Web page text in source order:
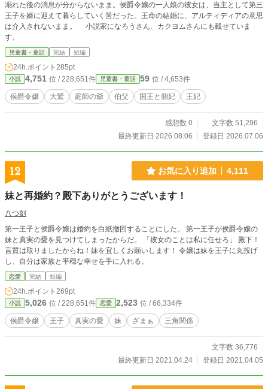
溺れた後の消息が分からないまま。侯爵令嬢の一人娘の彼女は、当主として第三
王子を婿に迎えて暮らしていく筈だった。王命の結婚に、アルティディアの意思
は介入されないまま。 小説家になろうさん、カクヨムさんにも載せていま
す。
児童書・童話 完結 短編
24h.ポイント 285pt
小説 4,751 位 / 228,651件 児童書・童話 59 位 / 4,653件
侯爵令嬢 大鷲 庭師の爺 伯父 国王と側妃 王妃
感想数 0
文字数 51,296
最終更新日 2026.08.06
登録日 2026.07.06
12 お気に入り追加 4,111
妹と再婚約？殿下ありがとうございます！
八つ刻
第一王子と侯爵令嬢は婚約を白紙撤回することにした。 第一王子が侯爵令嬢の
妹と真実の愛を見つけてしまったからだ。 「彼女のことは私に任せろ」 殿下！
言質は取りましたからね！妹を宜しくお願いします！ 令嬢は妹を王子に丸投げ
し、自分は家族と平穏な幸せを手に入れる。
恋愛 完結 短編
24h.ポイント 269pt
小説 5,026 位 / 228,651件 恋愛 2,523 位 / 66,334件
侯爵令嬢 王子 真実の愛 妹 ざまぁ 三角関係
文字数 36,776
最終更新日 2021.04.24
登録日 2021.04.05